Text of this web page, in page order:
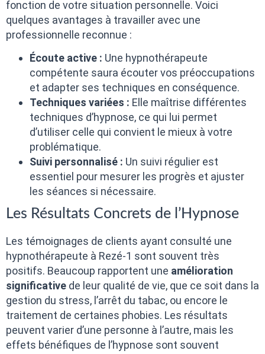
fonction de votre situation personnelle. Voici
quelques avantages à travailler avec une
professionnelle reconnue :
Écoute active : Une hypnothérapeute
compétente saura écouter vos préoccupations
et adapter ses techniques en conséquence.
Techniques variées : Elle maîtrise différentes
techniques d’hypnose, ce qui lui permet
d’utiliser celle qui convient le mieux à votre
problématique.
Suivi personnalisé : Un suivi régulier est
essentiel pour mesurer les progrès et ajuster
les séances si nécessaire.
Les Résultats Concrets de l’Hypnose
Les témoignages de clients ayant consulté une
hypnothérapeute à Rezé-1 sont souvent très
positifs. Beaucoup rapportent une amélioration
significative de leur qualité de vie, que ce soit dans la
gestion du stress, l’arrêt du tabac, ou encore le
traitement de certaines phobies. Les résultats
peuvent varier d’une personne à l’autre, mais les
effets bénéfiques de l’hypnose sont souvent